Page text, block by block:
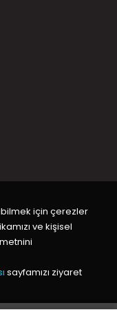
GeliştiriciKabuk
için çerezler
ve kişisel
sayfamızı ziyaret